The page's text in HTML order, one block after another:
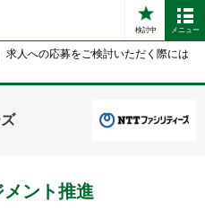
検討中 メニュー
人への応募をご検討いただく際には
メント推進